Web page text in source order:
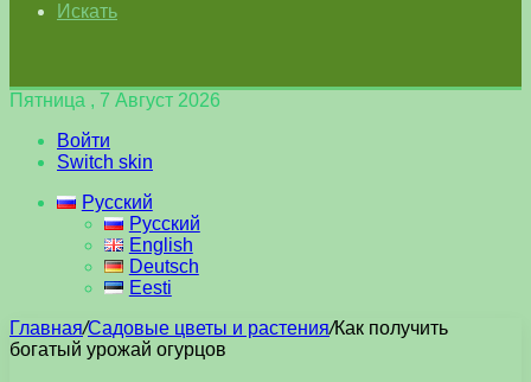
Искать
Пятница , 7 Август 2026
Войти
Switch skin
Русский
Русский
English
Deutsch
Eesti
Главная/Садовые цветы и растения/Как получить
богатый урожай огурцов